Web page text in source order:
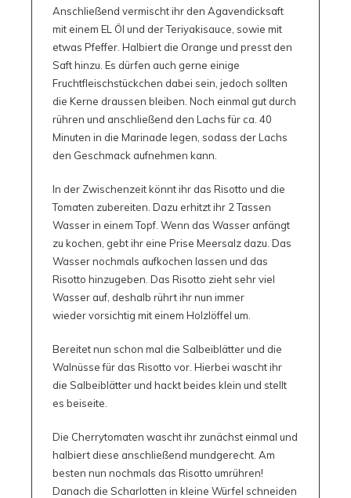
Anschließend vermischt ihr den Agavendicksaft
mit einem EL Öl und der Teriyakisauce, sowie mit
etwas Pfeffer. Halbiert die Orange und presst den
Saft hinzu. Es dürfen auch gerne einige
Fruchtfleischstückchen dabei sein, jedoch sollten
die Kerne draussen bleiben. Noch einmal gut durch
rühren und anschließend den Lachs für ca. 40
Minuten in die Marinade legen, sodass der Lachs
den Geschmack aufnehmen kann.
In der Zwischenzeit könnt ihr das Risotto und die
Tomaten zubereiten. Dazu erhitzt ihr 2 Tassen
Wasser in einem Topf. Wenn das Wasser anfängt
zu kochen, gebt ihr eine Prise Meersalz dazu. Das
Wasser nochmals aufkochen lassen und das
Risotto hinzugeben. Das Risotto zieht sehr viel
Wasser auf, deshalb rührt ihr nun immer
wieder vorsichtig mit einem Holzlöffel um.
Bereitet nun schon mal die Salbeiblätter und die
Walnüsse für das Risotto vor. Hierbei wascht ihr
die Salbeiblätter und hackt beides klein und stellt
es beiseite.
Die Cherrytomaten wascht ihr zunächst einmal und
halbiert diese anschließend mundgerecht. Am
besten nun nochmals das Risotto umrühren!
Danach die Scharlotten in kleine Würfel schneiden